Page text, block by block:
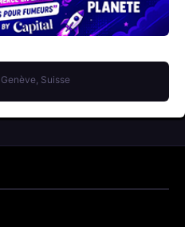
Genève, Suisse